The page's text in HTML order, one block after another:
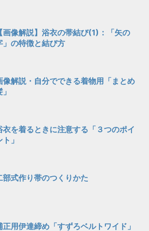
【画像解説】浴衣の帯結び(1)：「矢の
」の特徴と結び方
像解説・自分でできる着物用「まとめ
衣を着るときに注意する「３つのポイ
ト」
部式作り帯のつくりかた
正用伊達締め「すずろベルトワイド」